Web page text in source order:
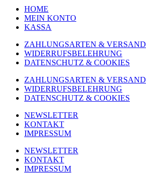
HOME
MEIN KONTO
KASSA
ZAHLUNGSARTEN & VERSAND
WIDERRUFSBELEHRUNG
DATENSCHUTZ & COOKIES
ZAHLUNGSARTEN & VERSAND
WIDERRUFSBELEHRUNG
DATENSCHUTZ & COOKIES
NEWSLETTER
KONTAKT
IMPRESSUM
NEWSLETTER
KONTAKT
IMPRESSUM